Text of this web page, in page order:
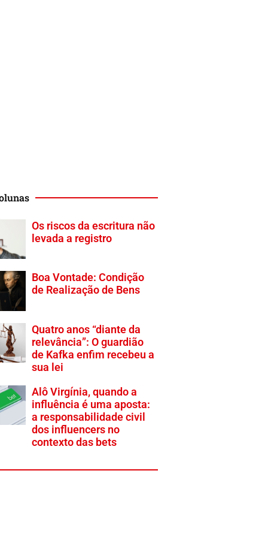
Os riscos da escritura não
levada a registro
Boa Vontade: Condição
de Realização de Bens
Quatro anos “diante da
relevância”: O guardião
de Kafka enfim recebeu a
sua lei
Alô Virgínia, quando a
influência é uma aposta:
a responsabilidade civil
dos influencers no
contexto das bets